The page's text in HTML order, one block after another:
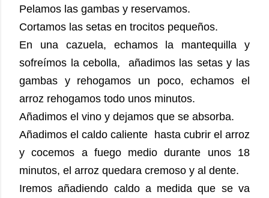
Pelamos las gambas y reservamos.
Cortamos las setas en trocitos pequeños.
En una cazuela, echamos la mantequilla y
sofreímos la cebolla, añadimos las setas y las
gambas y rehogamos un poco, echamos el
arroz rehogamos todo unos minutos.
Añadimos el vino y dejamos que se absorba.
Añadimos el caldo caliente hasta cubrir el arroz
y cocemos a fuego medio durante unos 18
minutos, el arroz quedara cremoso y al dente.
Iremos añadiendo caldo a medida que se va